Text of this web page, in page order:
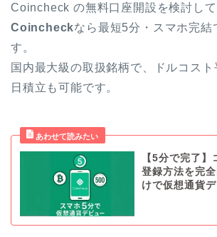
Coincheck の無料口座開設を検討して
Coincheckなら最短5分・スマホ完結
す。
国内最大級の取扱銘柄で、ドルコス
日積立も可能です。
【5分で完了
登録方法を完
けで仮想通貨デ